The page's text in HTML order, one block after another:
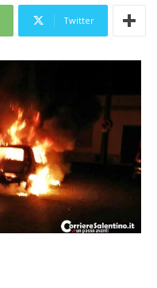
Twitter